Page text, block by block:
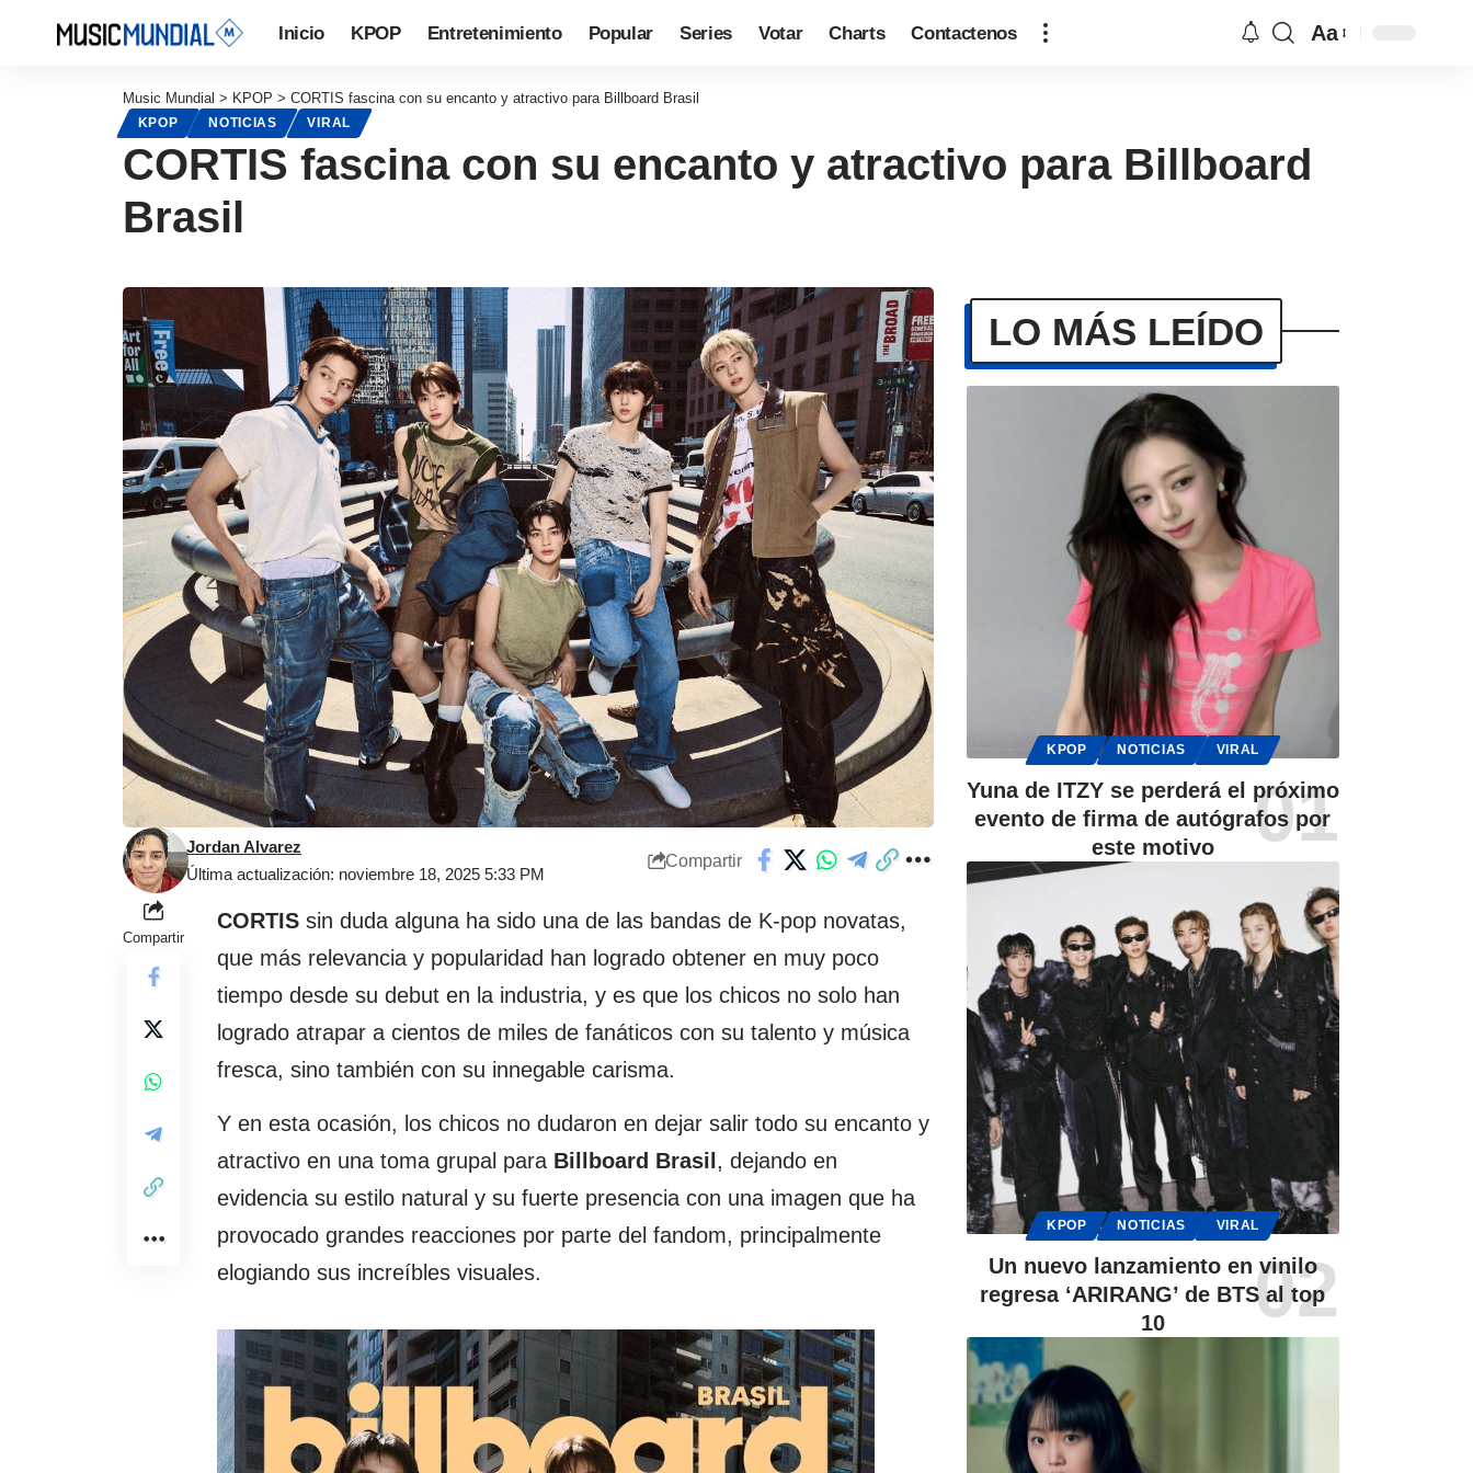
Inicio KPOP Entretenimiento Popular Series Votar Charts Contactenos Aa
Music Mundial > KPOP > CORTIS fascina con su encanto y atractivo para Billboard Brasil
KPOP NOTICIAS VIRAL
CORTIS fascina con su encanto y atractivo para Billboard
Brasil
Última actualización: noviembre 18, 2025 5:33 PM
Jordan Alvarez
Compartir
Compartir
CORTIS sin duda alguna ha sido una de las bandas de K-pop novatas,
que más relevancia y popularidad han logrado obtener en muy poco
tiempo desde su debut en la industria, y es que los chicos no solo han
logrado atrapar a cientos de miles de fanáticos con su talento y música
fresca, sino también con su innegable carisma.
Y en esta ocasión, los chicos no dudaron en dejar salir todo su encanto y
atractivo en una toma grupal para Billboard Brasil , dejando en
evidencia su estilo natural y su fuerte presencia con una imagen que ha
provocado grandes reacciones por parte del fandom, principalmente
elogiando sus increíbles visuales.
LO MÁS LEÍDO
KPOP NOTICIAS VIRAL
Yuna de ITZY se perderá el próximo
evento de firma de autógrafos por
este motivo
KPOP NOTICIAS VIRAL
Un nuevo lanzamiento en vinilo
regresa ‘ARIRANG’ de BTS al top
10